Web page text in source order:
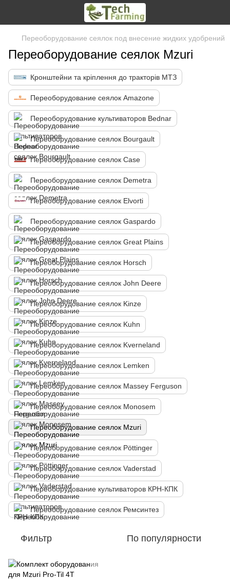
Переоборудование сеялок под внесение жидких удобрений
Переоборудование сеялок Mzuri
Кронштейни та кріплення до тракторів МТЗ
Переоборудование сеялок Amazone
Переоборудование культиваторов Bednar
Переоборудование сеялок Bourgault
Переоборудование сеялок Case
Переоборудование сеялок Demetra
Переоборудование сеялок Elvorti
Переоборудование сеялок Gaspardo
Переоборудование сеялок Great Plains
Переоборудование сеялок Horsch
Переоборудование сеялок John Deere
Переоборудование сеялок Kinze
Переоборудование сеялок Kuhn
Переоборудование сеялок Kverneland
Переоборудование сеялок Lemken
Переоборудование сеялок Massey Ferguson
Переоборудование сеялок Monosem
Переоборудование сеялок Mzuri
Переоборудование сеялок Pöttinger
Переоборудование сеялок Vaderstad
Переоборудование культиваторов КРН-КПК
Переоборудование сеялок Ремсинтез
Фильтр По популярности